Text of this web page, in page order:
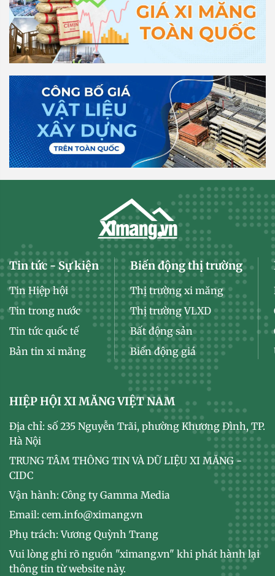
Tin tức - Sự kiện
Tin Hiệp hội
Tin trong nước
Tin tức quốc tế
Bản tin xi măng
Biến động thị trường
Thị trường xi măng
Thị trường VLXD
Bất động sản
Biến động giá
HIỆP HỘI XI MĂNG VIỆT NAM
Địa chỉ: số 235 Nguyễn Trãi, phường Khương Đình, TP.
Hà Nội
TRUNG TÂM THÔNG TIN VÀ DỮ LIỆU XI MĂNG -
CIDC
Vận hành: Công ty Gamma Media
Email: cem.info@ximang.vn
Phụ trách: Vương Quỳnh Trang
Vui lòng ghi rõ nguồn "ximang.vn" khi phát hành lại
thông tin từ website này.